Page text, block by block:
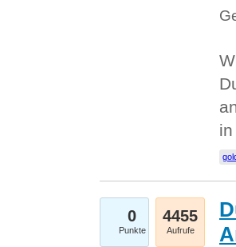
0
Punkte
4455
Aufrufe